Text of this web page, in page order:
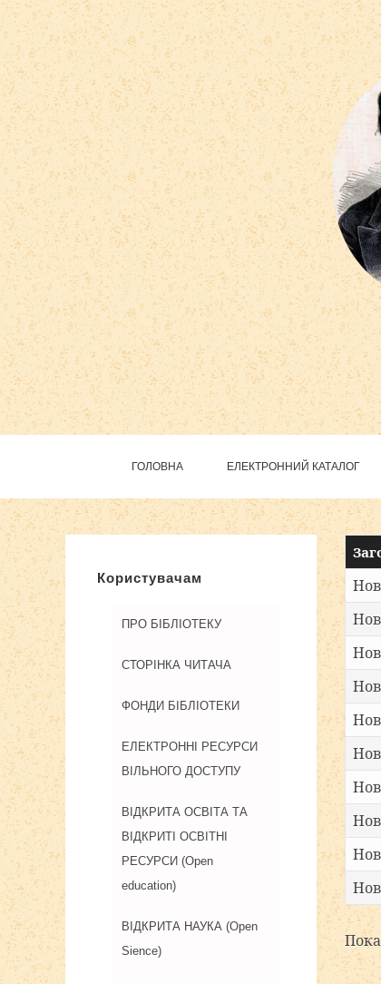
ГОЛОВНА ЕЛЕКТРОННИЙ КАТАЛОГ
Користувачам
ПРО БІБЛІОТЕКУ
СТОРІНКА ЧИТАЧА
ФОНДИ БІБЛІОТЕКИ
ЕЛЕКТРОННІ РЕСУРСИ
ВІЛЬНОГО ДОСТУПУ
ВІДКРИТА ОСВІТА ТА
ВІДКРИТІ ОСВІТНІ
РЕСУРСИ (Open
education)
ВІДКРИТА НАУКА (Open
Sience)